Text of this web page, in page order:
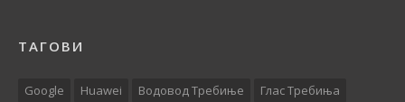
ТАГОВИ
Google Huawei Водовод Требиње
Глас Требиња